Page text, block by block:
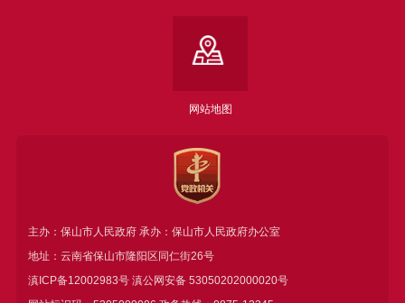
网站地图
主办：保山市人民政府 承办：保山市人民政府办公室
地址：云南省保山市隆阳区同仁街26号
滇ICP备12002983号滇公网安备 53050202000020号